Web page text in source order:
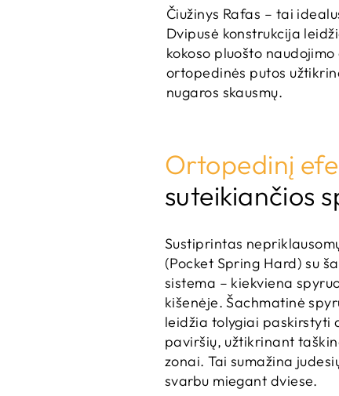
Čiužinys Rafas – tai
Dvipusė konstrukcija
kokoso pluošto
ortopedinės putos
nugaros skausmų.
Ortopedinį
suteikiančios
Sustiprintas
(Pocket Spring Hard) su
sistema – kiekviena
kišenėje. Šachmatinė
leidžia tolygiai paskirstyti
paviršių, užtikrinant
zonai. Tai sumažina
svarbu miegant dviese.